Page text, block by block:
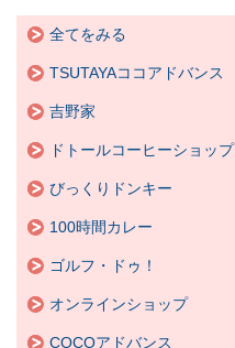
全てをみる
TSUTAYAココアドバンス
吉野家
ドトールコーヒーショップ
びっくりドンキー
100時間カレー
ゴルフ・ドゥ！
オンラインショップ
COCOアドバンス